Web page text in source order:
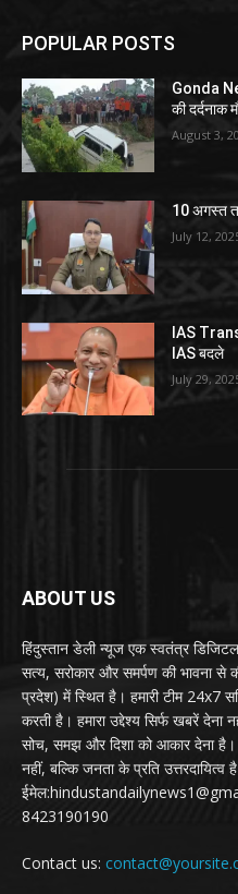
POPULAR POSTS
Gonda
की दर्दनाक
August 3,
10 अगस्त
July 12,
IAS
IAS बदले
July 29,
ABOUT US
हिंदुस्तान डेली न्यूज एक स्वतंत्र
सत्य, सरोकार और समर्पण की भावना से
प्रदेश) में स्थित है। हमारी टीम 24x7
करती है। हमारा उद्देश्य सिर्फ खबरें
सोच, समझ और दिशा को आकार देना है।
नहीं, बल्कि जनता के प्रति उत्तरदायित्व
8423190190
Contact us: